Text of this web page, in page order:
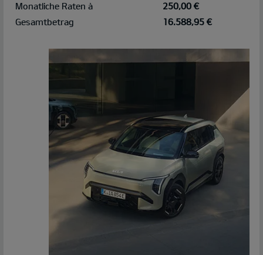
Monatliche Raten à
250,00 €
Gesamtbetrag
16.588,95 €